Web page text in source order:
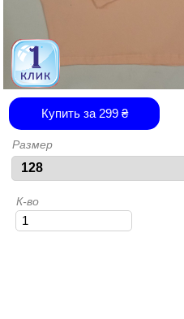
Купить за 299₴
Размер
К-во